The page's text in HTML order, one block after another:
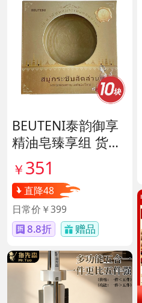
BEUTENI泰韵御享
精油皂臻享组 货号
140122
￥ 351
直降48
日常价￥399
8.8折 赠品